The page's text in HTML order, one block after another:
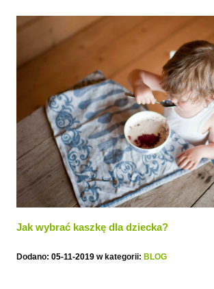
Jak wybrać kaszkę dla dziecka?
Dodano: 05-11-2019 w kategorii: BLOG